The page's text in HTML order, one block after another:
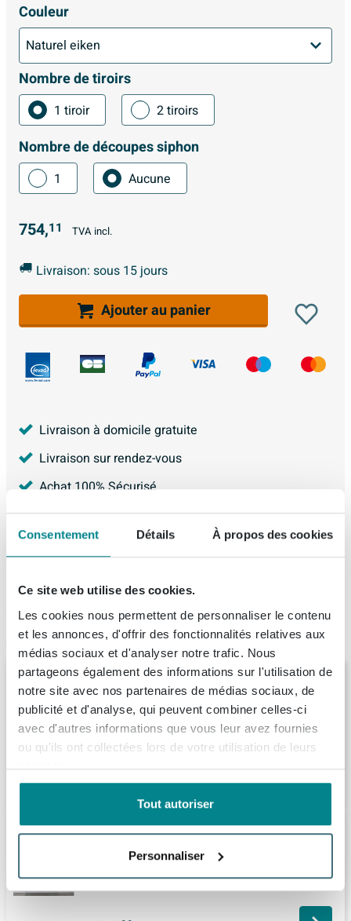
Consentement Détails À propos des cookies
Ce site web utilise des cookies.
Les cookies nous permettent de personnaliser le contenu
et les annonces, d'offrir des fonctionnalités relatives aux
médias sociaux et d'analyser notre trafic. Nous
partageons également des informations sur l'utilisation de
notre site avec nos partenaires de médias sociaux, de
publicité et d'analyse, qui peuvent combiner celles-ci
avec d'autres informations que vous leur avez fournies
ou qu'ils ont collectées lors de votre utilisation de leurs
services.
Tout autoriser
Personnaliser
Couleur
Nombre de tiroirs
1 tiroir 2 tiroirs
Nombre de découpes siphon
1 Aucune
754,11 TVA incl.
Livraison: sous 15 jours
Ajouter au panier
Livraison à domicile gratuite
Livraison sur rendez-vous
Achat 100% Sécurisé
Garantie de 5 ans
Garantie Meilleur Prix
Articles similaires
Ink meuble sous lavabo 100x35x45cm 1
tiroir sans poignée turnboard en bois
chêne naturel
Livraison:1 - 2 semaines
856,
Saniclass Holz Base Meuble sous lavabo
poignée - chêne foncé
Livraison:1 - 2 semaines